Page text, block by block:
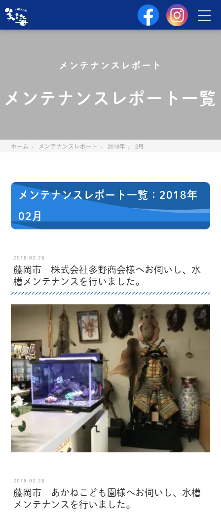
メンテナンスレポート
メンテナンスレポート一覧
ホーム メンテナンスレポート 2018年 2月
メンテナンスレポート一覧：2018年
02月
2018.02.28
藤岡市 株式会社多野商会様へお伺いし、水
槽メンテナンスを行いました。
2018.02.28
藤岡市 あかねこども園様へお伺いし、水槽
メンテナンスを行いました。